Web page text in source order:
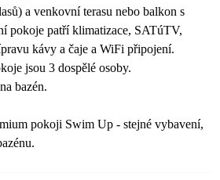
a venkovní terasu nebo balkon s
pokoje patří klimatizace, SATúTV,
kávy a čaje a WiFi připojení.
jsou 3 dospělé osoby.
bazén.
pokoji Swim Up - stejné vybavení,